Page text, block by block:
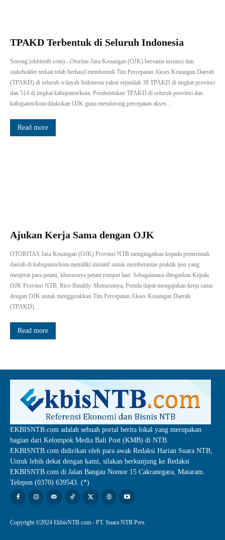
TPAKD Terbentuk di Seluruh Indonesia
Sorong (ekbisntb.com) - Otoritas Jasa Keuangan (OJK) bersama instansi dan
stakeholder terkait telah berhasil membentuk Tim Percepatan Akses Keuangan Daerah
(TPAKD) di seluruh wilayah Indonesia yakni sejumlah 38 TPAKD di tingkat provinsi
dan 514 di tingkat kabupaten/kota. Pembentukan TPAKD di seluruh provinsi dan
kabupaten/kota dilakukan OJK guna mendorong percepatan akses...
Read more
Ajukan Kerja Sama dengan OJK
OTORITAS Jasa Keuangan (OJK) Provinsi NTB mengingatkan kepada pemerintah
daerah di kabupaten/kota memiliki inisiatif untuk memberantas praktik ijon yang
menjerat para petani, khususnya petani rumput laut. Sebagaimana ditegaskan Kepala
OJK Provinsi NTB, Rico Rinaldy. Menurutnya, Pemda dapat mengajukan kerja sama
dengan OJK untuk menggerakkan Tim Percepatan Akses Keuangan Daerah
(TPAKD)...
Read more
EKBISNTB.com adalah sebuah portal berita lokal yang merupakan
bagian dari Kelompok Media Bali Post (KMB) di NTB.
EKBISNTB.com didirikan oleh para awak Redaksi Harian Suara NTB,
Untuk lebih dekat dengan kami, silakan berkunjung ke Redaksi
EKBISNTB.com di Jalan Bangau Nomor 15 Cakranegara, Mataram.
Telepon (0370) 639543. (*)
Copyright ©2024 EkbisNTB.com - PT. Suara NTB Pers